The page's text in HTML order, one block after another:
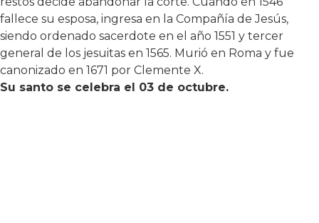
fallece su esposa, ingresa en la Compañía de Jesús,
siendo ordenado sacerdote en el año 1551 y tercer
general de los jesuitas en 1565. Murió en Roma y fue
canonizado en 1671 por Clemente X.
Su santo se celebra el 03 de octubre.